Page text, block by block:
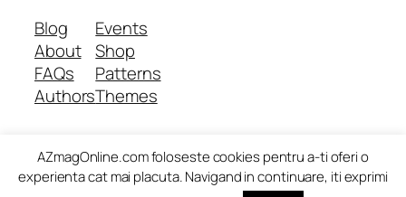
Blog
About
FAQs
Authors
Events
Shop
Patterns
Themes
Twenty Twenty-Five Designed withWordPress
AZmagOnline.com foloseste cookies pentru a-ti oferi o
experienta cat mai placuta. Navigand in continuare, iti exprimi